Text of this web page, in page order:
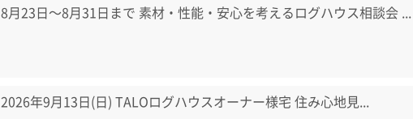
8月23日〜8月31日まで 素材・性能・安心を考えるログハウス相談会 ...
2026年9月13日(日) TALOログハウスオーナー様宅 住み心地見...